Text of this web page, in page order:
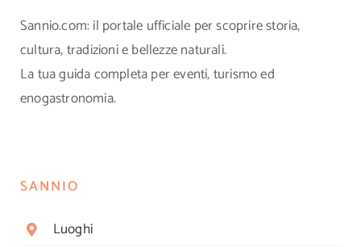
Sannio.com: il portale ufficiale per scoprire storia,
cultura, tradizioni e bellezze naturali.
La tua guida completa per eventi, turismo ed
enogastronomia.
SANNIO
Luoghi